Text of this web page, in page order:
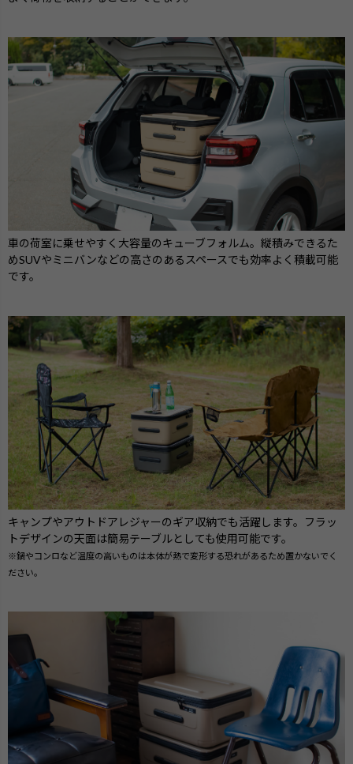
車の荷室に乗せやすく大容量のキューブフォルム。縦積みできるた
めSUVやミニバンなどの高さのあるスペースでも効率よく積載可能
です。
キャンプやアウトドアレジャーのギア収納でも活躍します。フラッ
トデザインの天面は簡易テーブルとしても使用可能です。
※鍋やコンロなど温度の高いものは本体が熱で変形する恐れがあるため置かないでく
ださい。